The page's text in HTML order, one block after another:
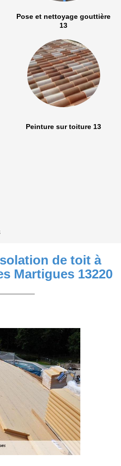
Pose et nettoyage gouttière
13
Peinture sur toiture 13
de toit à
Martigues 13220